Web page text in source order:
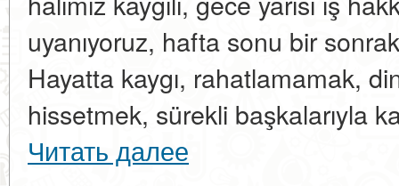
uyanıyoruz, hafta sonu bir
Hayatta kaygı, rahatlamamak,
hissetmek, sürekli başkalarıyla
Читать далее